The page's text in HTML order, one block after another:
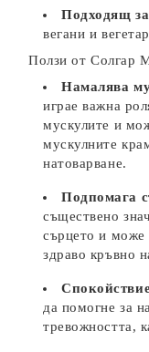
Подходящ
вегани и
Ползи от Солгар
Намалява
играе важна
мускулите и
мускулните
натоварване.
Подпомага
съществено
сърцето и може
здраво кръвно
да помогне за
тревожността,